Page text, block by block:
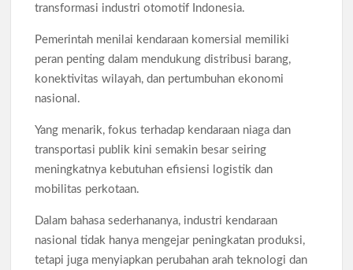
transformasi industri otomotif Indonesia.
Pemerintah menilai kendaraan komersial memiliki
peran penting dalam mendukung distribusi barang,
konektivitas wilayah, dan pertumbuhan ekonomi
nasional.
Yang menarik, fokus terhadap kendaraan niaga dan
transportasi publik kini semakin besar seiring
meningkatnya kebutuhan efisiensi logistik dan
mobilitas perkotaan.
Dalam bahasa sederhananya, industri kendaraan
nasional tidak hanya mengejar peningkatan produksi,
tetapi juga menyiapkan perubahan arah teknologi dan